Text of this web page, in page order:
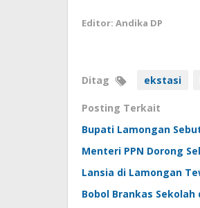
Editor: Andika DP
Ditag ekstasi
Posting Terkait
Bupati Lamongan
Menteri PPN Dorong
Lansia di Lamongan
Bobol Brankas